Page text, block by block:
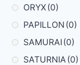
ORYX(0)
PAPILLON (0)
SAMURAI (0)
SATURNIA (0)